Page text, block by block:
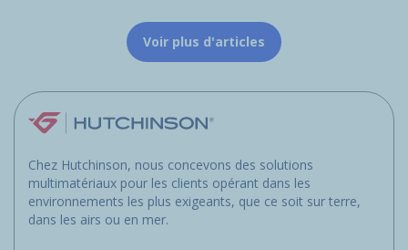
Voir plus d'articles
Chez Hutchinson, nous concevons des solutions
multimatériaux pour les clients opérant dans les
environnements les plus exigeants, que ce soit sur terre,
dans les airs ou en mer.